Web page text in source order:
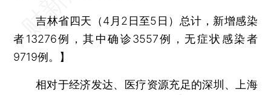
吉林省四天（4月2日至5日）总计，新增感染
者13276例，其中确诊3557例，无症状感染者
9719例。
】
相对于经济发达、医疗资源充足的深圳、上海